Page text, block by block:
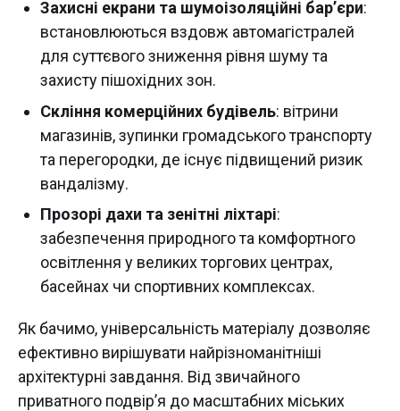
Захисні екрани та шумоізоляційні бар’єри:
встановлюються вздовж автомагістралей
для суттєвого зниження рівня шуму та
захисту пішохідних зон.
Скління комерційних будівель: вітрини
магазинів, зупинки громадського транспорту
та перегородки, де існує підвищений ризик
вандалізму.
Прозорі дахи та зенітні ліхтарі:
забезпечення природного та комфортного
освітлення у великих торгових центрах,
басейнах чи спортивних комплексах.
Як бачимо, універсальність матеріалу дозволяє
ефективно вирішувати найрізноманітніші
архітектурні завдання. Від звичайного
приватного подвір’я до масштабних міських